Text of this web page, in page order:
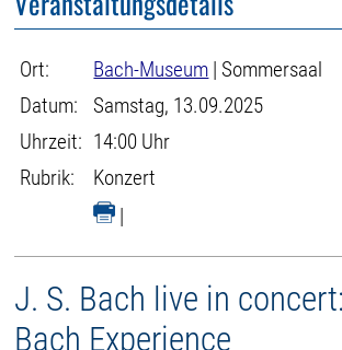
Ort: Bach-Museum | Sommersaal
Datum:
Samstag, 13.09.2025
Uhrzeit: 14:00 Uhr
Rubrik:
Konzert
|
J. S. Bach live in
Bach Experience